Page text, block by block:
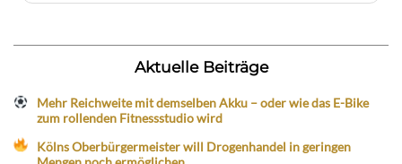
Aktuelle Beiträge
Mehr Reichweite mit demselben Akku – oder wie das E-Bike
zum rollenden Fitnessstudio wird
Kölns Oberbürgermeister will Drogenhandel in geringen